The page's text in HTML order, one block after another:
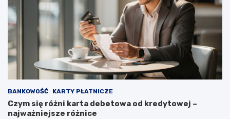
BANKOWOŚĆ KARTY PŁATNICZE
Czym się różni karta debetowa od kredytowej –
najważniejsze różnice